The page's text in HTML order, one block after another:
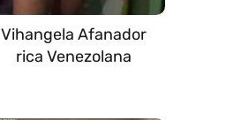
Vihangela Afanador
rica Venezolana